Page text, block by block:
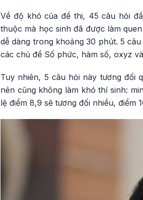
Về độ khó của đề thi, 45 câu hỏi
thuộc mà học sinh đã được làm
dễ dàng trong khoảng 30 phút. 5
các chủ đề Số phức, hàm số, oxyz
Tuy nhiên, 5 câu hỏi này tương đối
nên cũng không làm khó thí sinh:
lệ điểm 8,9 sẽ tương đối nhiều, điểm